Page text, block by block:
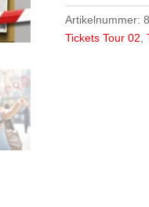
Artikelnummer:
Tickets Tour 02